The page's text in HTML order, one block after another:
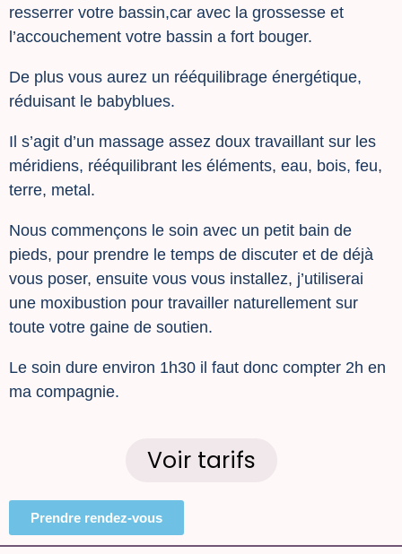
resserrer votre bassin,car avec la grossesse et
l’accouchement votre bassin a fort bouger.
De plus vous aurez un rééquilibrage énergétique,
réduisant le babyblues.
Il s’agit d’un massage assez doux travaillant sur les
méridiens, rééquilibrant les éléments, eau, bois, feu,
terre, metal.
Nous commençons le soin avec un petit bain de
pieds, pour prendre le temps de discuter et de déjà
vous poser, ensuite vous vous installez, j’utiliserai
une moxibustion pour travailler naturellement sur
toute votre gaine de soutien.
Le soin dure environ 1h30 il faut donc compter 2h en
ma compagnie.
Voir tarifs
Prendre rendez-vous